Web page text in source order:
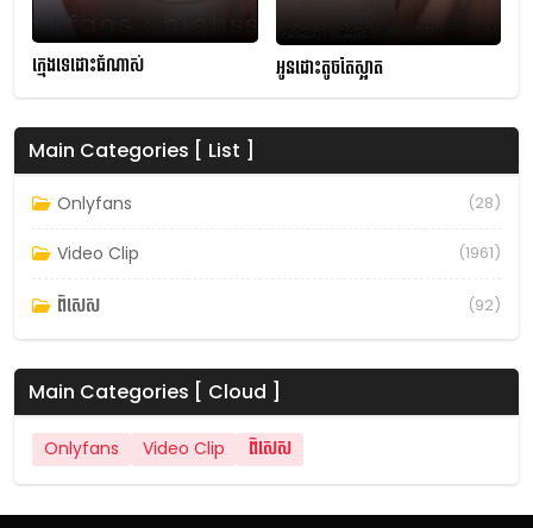
ក្មេងទេដោះធំណាស់ អូនដោះតូចតែស្អាត
Main Categories [ List ]
Onlyfans (28)
Video Clip (1961)
ពិសេស (92)
Main Categories [ Cloud ]
Onlyfans Video Clip ពិសេស